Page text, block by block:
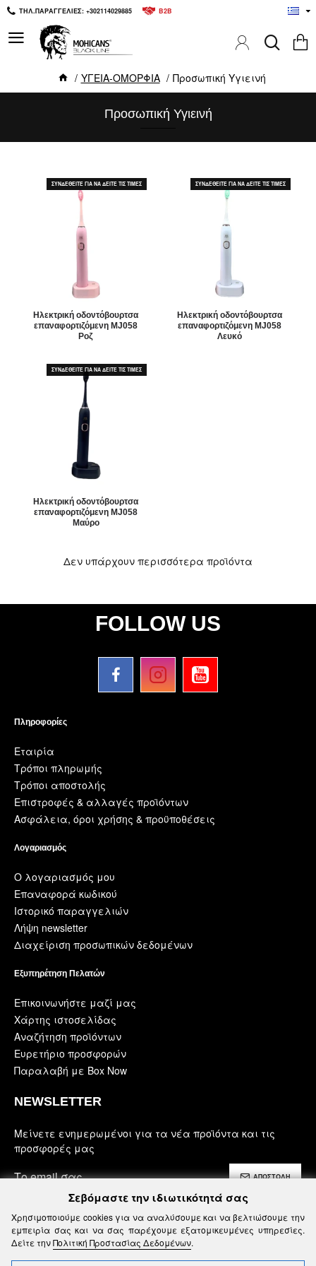
ΤΗΛ.ΠΑΡΑΓΓΕΛΙΕΣ: +302114029885 B2B
ΥΓΕΙΑ-ΟΜΟΡΦΙΑ Προσωπική Υγιεινή
Προσωπική Υγιεινή
ΣΥΝΔΕΘΕΙΤΕ ΓΙΑ ΝΑ ΔΕΙΤΕ ΤΙΣ ΤΙΜΕΣ
Ηλεκτρική οδοντόβουρτσα
επαναφορτιζόμενη MJ058
Ροζ
ΣΥΝΔΕΘΕΙΤΕ ΓΙΑ ΝΑ ΔΕΙΤΕ ΤΙΣ ΤΙΜΕΣ
Ηλεκτρική οδοντόβουρτσα
επαναφορτιζόμενη MJ058
Λευκό
ΣΥΝΔΕΘΕΙΤΕ ΓΙΑ ΝΑ ΔΕΙΤΕ ΤΙΣ ΤΙΜΕΣ
Ηλεκτρική οδοντόβουρτσα
επαναφορτιζόμενη MJ058
Μαύρο
Δεν υπάρχουν περισσότερα προϊόντα
FOLLOW US
Πληροφορίες
Εταιρία
Τρόποι πληρωμής
Τρόποι αποστολής
Επιστροφές & αλλαγές προϊόντων
Ασφάλεια, όροι χρήσης & προϋποθέσεις
Λογαριασμός
Ο λογαριασμός μου
Επαναφορά κωδικού
Ιστορικό παραγγελιών
Λήψη newsletter
Διαχείριση προσωπικών δεδομένων
Εξυπηρέτηση Πελατών
Επικοινωνήστε μαζί μας
Χάρτης ιστοσελίδας
Αναζήτηση προϊόντων
Ευρετήριο προσφορών
Παραλαβή με Box Now
NEWSLETTER
Μείνετε ενημερωμένοι για τα νέα προϊόντα και τις
προσφορές μας
ΑΠΟΣΤΟΛΗ
Έχω διαβάσει και αποδέχομαι τους
Ασφάλεια, Όροι Χρήσης & Προϋποθέσεις
Σεβόμαστε την ιδιωτικότητά σας
Χρησιμοποιούμε cookies για να αναλύσουμε και να βελτιώσουμε την
εμπειρία σας και να σας παρέχουμε εξατομικευμένες υπηρεσίες.
Δείτε τηνΠολιτική Προστασίας Δεδομένων.